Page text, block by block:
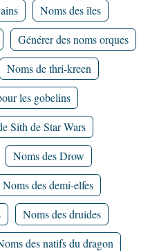
Noms des îles
Générer des noms orques
Noms de thri-kreen
les gobelins
Sith de Star Wars
Noms des Drow
Noms des demi-elfes
Noms des druides
des natifs du dragon